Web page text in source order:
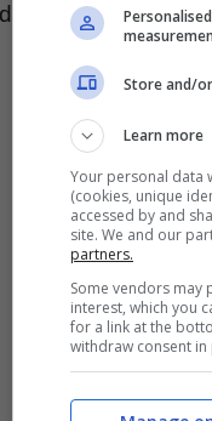
Store and/
Learn more
Your personal data
(cookies, unique
accessed by and
site. We and our
partners.
Some vendors may
interest, which you
for a link at the
withdraw consent